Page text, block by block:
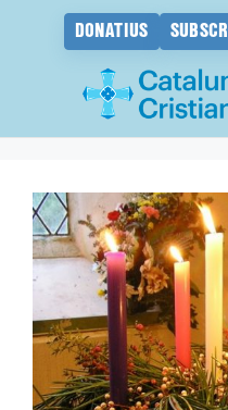
DONATIUS
contingut